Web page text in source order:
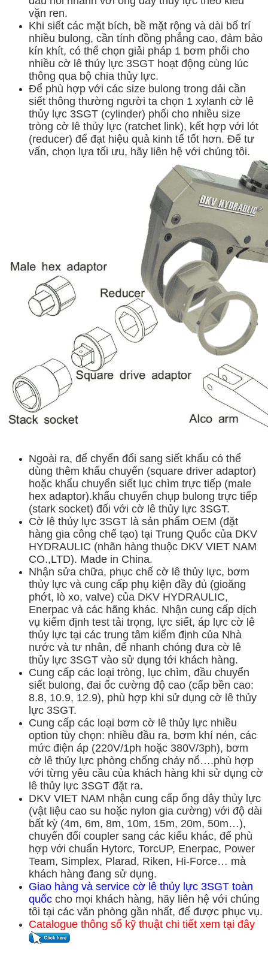
vặn ren.
Khi siết các mặt bích, bề mặt rộng và dài bố trí
nhiều bulong, cần tính đồng phẳng cao, đảm bảo
kín khít, có thể chọn giải pháp 1 bơm phối cho
nhiều cờ lê thủy lực 3SGT hoạt động cùng lúc
thông qua bộ chia thủy lực.
Để phù hợp với các size bulong trong dải cần
siết thông thường người ta chọn 1 xylanh cờ lê
thủy lực 3SGT (cylinder) phối cho nhiều size
tròng cờ lê thủy lực (ratchet link), kết hợp với lót
(reducer) để đạt hiệu quả kinh tế tốt hơn. Để tư
vấn, chọn lựa tối ưu, hãy liên hệ với chúng tôi.
Ngoài ra, để chyển đổi sang siết khẩu có thể
dùng thêm khẩu chuyển (square driver adaptor)
hoặc khẩu chuyển siết lục chìm trực tiếp (male
hex adaptor).khẩu chuyển chụp bulong trực tiếp
(stark socket) đối với cờ lê thủy lực 3SGT.
Cờ lê thủy lực 3SGT là sản phẩm OEM (đặt
hàng gia công chế tạo) tại Trung Quốc của DKV
HYDRAULIC (nhãn hàng thuộc DKV VIET NAM
CO.,LTD). Made in China.
Nhận sửa chữa, phục chế cờ lê thủy lực, bơm
thủy lực và cung cấp phụ kiện đầy đủ (gioăng
phớt, lò xo, valve) của DKV HYDRAULIC,
Enerpac và các hãng khác. Nhận cung cấp dịch
vụ kiểm định test tải trọng, lực siết, áp lực cờ lê
thủy lực tại các trung tâm kiểm định của Nhà
nước và tư nhân, để nhanh chóng đưa cờ lê
thủy lực 3SGT vào sử dụng tới khách hàng.
Cung cấp các loại tròng, lục chìm, đầu chuyển
siết bulong, đai ốc cường độ cao (cấp bền cao:
8.8, 10.9, 12.9), phù hợp khi sử dụng cờ lê thủy
lực 3SGT.
Cung cấp các loại bơm cờ lê thủy lực nhiều
option tùy chọn: nhiều đầu ra, bơm khí nén, các
mức điện áp (220V/1ph hoặc 380V/3ph), bơm
cờ lê thủy lực phòng chống cháy nổ….phù hợp
với từng yêu cầu của khách hàng khi sử dụng cờ
lê thủy lực 3SGT đặt ra.
DKV VIET NAM nhận cung cấp ống dây thủy lực
(vật liệu cao su hoặc nylon gia cường) với độ dài
bất kỳ (4m, 6m, 8m, 10m, 15m, 20m, 50m…),
chuyển đổi coupler sang các kiểu khác, để phù
hợp với chuẩn Hytorc, TorcUP, Enerpac, Power
Team, Simplex, Plarad, Riken, Hi-Force… mà
khách hàng đang sử dụng.
Giao hàng và service cờ lê thủy lực 3SGT toàn
quốc cho mọi khách hàng, hãy liên hệ với chúng
tôi tại các văn phòng gần nhất, để được phục vụ.
Catalogue thông số kỹ thuật chi tiết xem tại đây